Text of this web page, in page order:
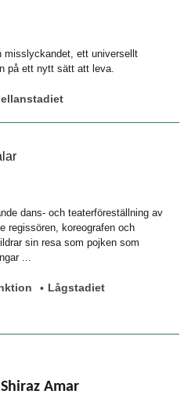
misslyckandet, ett universellt
på ett nytt sätt att leva.
dans- och teaterföreställning av
regissören, koreografen och
sin resa som pojken som
...
Lågstadiet
Amar